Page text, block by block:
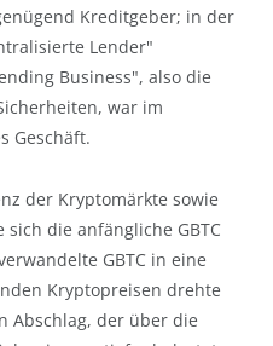
Kreditgeber; in der
Lender"
Business", also die
war im
Geschäft.
der Kryptomärkte sowie
sich die anfängliche GBTC
GBTC in eine
Kryptopreisen drehte
Abschlag, der über die